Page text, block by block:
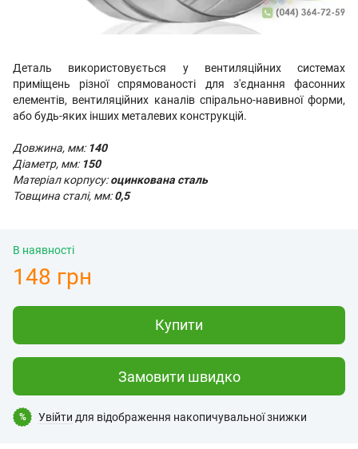
Деталь використовується у вентиляційних системах
приміщень різної спрямованості для з'єднання фасонних
елементів, вентиляційних каналів спірально-навивної форми,
або будь-яких інших металевих конструкцій.
Довжина, мм: 140
Діаметр, мм:150
Матеріал корпусу:оцинкована сталь
Товщина сталі, мм:0,5
В наявності
148 грн
Купити
Замовити швидко
% Увійти для відображення накопичувальної знижки